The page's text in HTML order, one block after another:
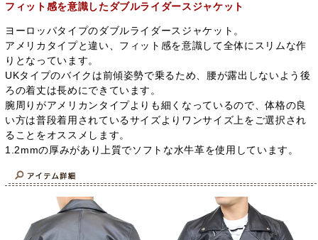
フィット感を意識したダブルライダースジャケット
ヨーロッパタイプのダブルライダースジャケット。
アメリカタイプと違い、フィット感を意識して全体にスリムな作
りとなっています。
UKタイプのバイクは前傾姿勢で乗るため、腰が露出しないよう後
ろの着丈は長めにできています。
腕周りがアメリカンタイプよりも細くなっているので、体格の良
い方は普段着用されているサイズよりワンサイズ上をご選択され
ることをオススメします。
1.2mmの厚みがあり上質でソフトな水牛革を使用しています。